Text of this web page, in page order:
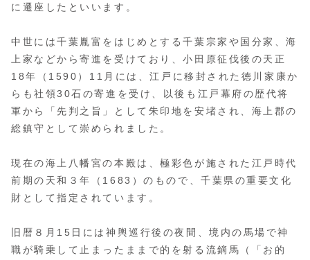
に遷座したといいます。
中世には千葉胤富をはじめとする千葉宗家や国分家、海
上家などから寄進を受けており、小田原征伐後の天正
18年（1590）11月には、江戸に移封された徳川家康か
らも社領30石の寄進を受け、以後も江戸幕府の歴代将
軍から「先判之旨」として朱印地を安堵され、海上郡の
総鎮守として崇められました。
現在の海上八幡宮の本殿は、極彩色が施された江戸時代
前期の天和３年（1683）のもので、千葉県の重要文化
財として指定されています。
旧暦８月15日には神輿巡行後の夜間、境内の馬場で神
職が騎乗して止まったままで的を射る流鏑馬（「お的